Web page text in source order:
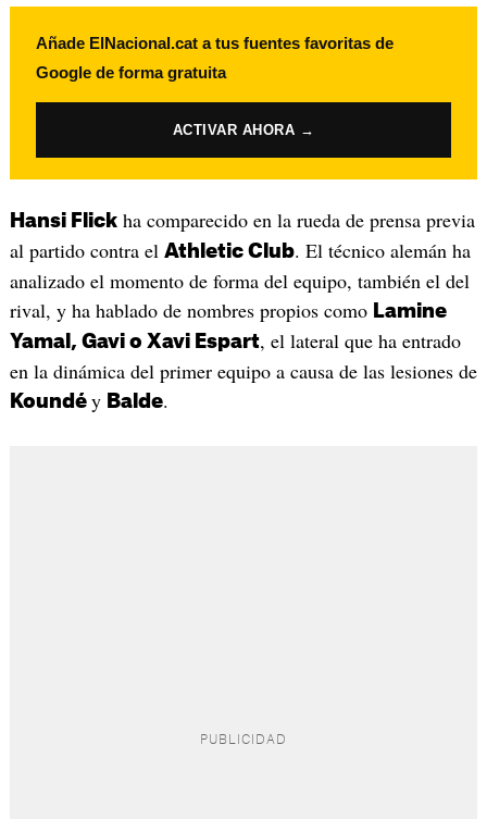
Añade ElNacional.cat a tus fuentes favoritas de
Google de forma gratuita
ACTIVAR AHORA →
Hansi Flickha comparecido en la rueda de prensa previa
al partido contra el Athletic Club. El técnico alemán ha
analizado el momento de forma del equipo, también el del
rival, y ha hablado de nombres propios como Lamine
Yamal, Gavi o Xavi Espart, el lateral que ha entrado
en la dinámica del primer equipo a causa de las lesiones de
Koundé y Balde.